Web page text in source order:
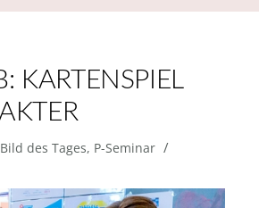
KARTENSPIEL
Bild des Tages, P-Seminar /